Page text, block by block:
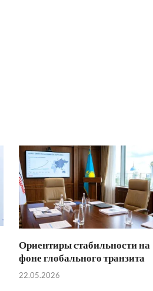
Ориентиры стабильности на
фоне глобального транзита
22.05.2026